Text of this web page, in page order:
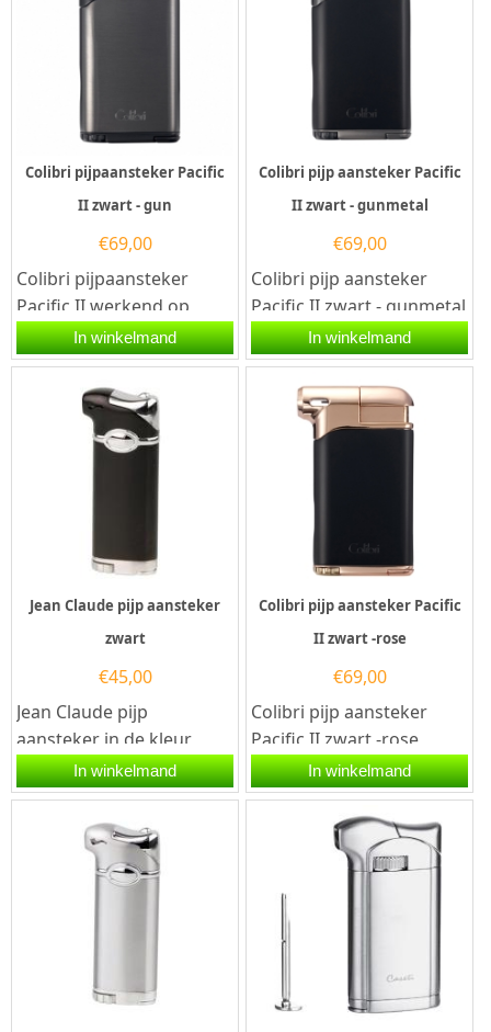
Colibri pijpaansteker Pacific
II zwart - gun
€69,00
Colibri pijpaansteker
Pacific II werkend op
butaangas. Deze
rechthoekige Colibri
aansteker in de...
In winkelmand
Colibri pijp aansteker Pacific
II zwart - gunmetal
€69,00
Colibri pijp aansteker
Pacific II zwart - gunmetal
werkend op butaangas.
Deze...
In winkelmand
Jean Claude pijp aansteker
zwart
€45,00
Jean Claude pijp
aansteker in de kleur
zwart met een
eenvoudige bediening via
de hoogglans...
In winkelmand
Colibri pijp aansteker Pacific
II zwart -rose
€69,00
Colibri pijp aansteker
Pacific II zwart -rose
werkend op butaangas.
Deze
rechthoekige Colibri...
In winkelmand